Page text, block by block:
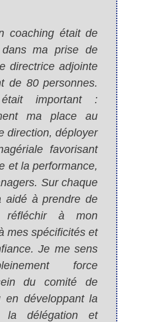
coaching était de
dans ma prise de
directrice adjointe
de 80 personnes.
important :
ma place au
direction, déployer
favorisant
et la performance,
Sur chaque
aidé à prendre de
à mon
mes spécificités et
Je me sens
force
du comité de
en développant la
la délégation et